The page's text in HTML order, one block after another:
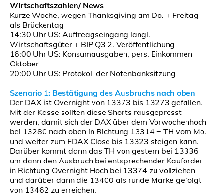
Wirtschaftszahlen/ News
Kurze Woche, wegen Thanksgiving am Do. + Freitag
als Brückentag
14:30 Uhr US: Auftreagseingang langl.
Wirtschaftsgüter + BIP Q3 2. Veröffentlichung
16:00 Uhr US: Konsumausgaben, pers. Einkommen
Oktober
20:00 Uhr US: Protokoll der Notenbanksitzung
Szenario 1: Bestätigung des Ausbruchs nach oben
Der DAX ist Overnight von 13373 bis 13273 gefallen.
Mit der Kasse sollten diese Shorts rausgepresst
werden, damit sich der DAX über dem Vorwochenhoch
bei 13280 nach oben in Richtung 13314 = TH vom Mo.
und weiter zum FDAX Close bis 13323 steigen kann.
Darüber kommt dann das TH von gestern bei 13336
um dann den Ausbruch bei entsprechender Kauforder
in Richtung Overnight Hoch bei 13374 zu vollziehen
und darüber dann die 13400 als runde Marke gefolgt
von 13462 zu erreichen.